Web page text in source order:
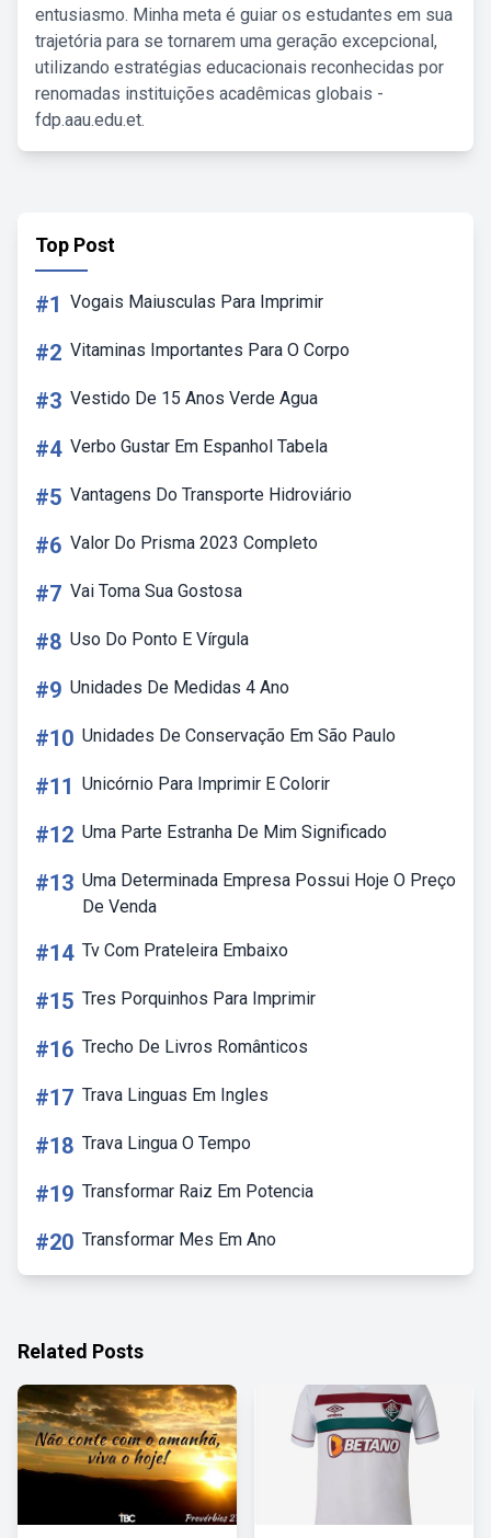
entusiasmo. Minha meta é guiar os estudantes em sua
trajetória para se tornarem uma geração excepcional,
utilizando estratégias educacionais reconhecidas por
renomadas instituições acadêmicas globais -
fdp.aau.edu.et.
Top Post
#1 Vogais Maiusculas Para Imprimir
#2 Vitaminas Importantes Para O Corpo
#3 Vestido De 15 Anos Verde Agua
#4 Verbo Gustar Em Espanhol Tabela
#5 Vantagens Do Transporte Hidroviário
#6 Valor Do Prisma 2023 Completo
#7 Vai Toma Sua Gostosa
#8 Uso Do Ponto E Vírgula
#9 Unidades De Medidas 4 Ano
#10 Unidades De Conservação Em São Paulo
#11 Unicórnio Para Imprimir E Colorir
#12 Uma Parte Estranha De Mim Significado
#13 Uma Determinada Empresa Possui Hoje O Preço
De Venda
#14 Tv Com Prateleira Embaixo
#15 Tres Porquinhos Para Imprimir
#16 Trecho De Livros Românticos
#17 Trava Linguas Em Ingles
#18 Trava Lingua O Tempo
#19 Transformar Raiz Em Potencia
#20 Transformar Mes Em Ano
Related Posts